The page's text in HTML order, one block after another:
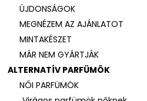
ÚJDONSÁGOK
MEGNÉZEM AZ AJÁNLATOT
MINTAKÉSZET
MÁR NEM GYÁRTJÁK
ALTERNATÍV PARFÜMÖK
NŐI PARFÜMÖK